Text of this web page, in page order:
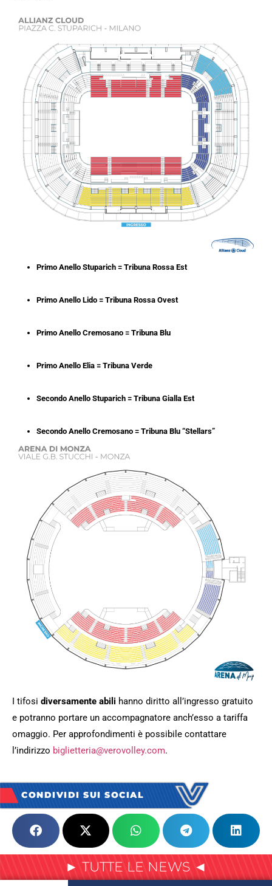
Primo Anello Stuparich = Tribuna Rossa Est
Primo Anello Lido = Tribuna Rossa Ovest
Primo Anello Cremosano = Tribuna Blu
Primo Anello Elia = Tribuna Verde
Secondo Anello Stuparich = Tribuna Gialla Est
Secondo Anello Cremosano = Tribuna Blu “Stellars”
I tifosi diversamente abili hanno diritto all’ingresso gratuito
e potranno portare un accompagnatore anch’esso a tariffa
omaggio. Per approfondimenti è possibile contattare
l’indirizzo biglietteria@verovolley.com.
CONDIVIDI SUI SOCIAL
► TUTTE LE NEWS ◄